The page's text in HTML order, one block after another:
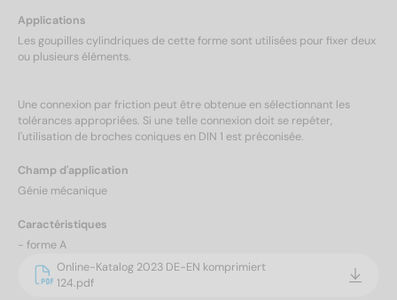
Applications
Les goupilles cylindriques de cette forme sont utilisées pour fixer deux
ou plusieurs éléments.
Une connexion par friction peut être obtenue en sélectionnant les
tolérances appropriées. Si une telle connexion doit se repéter,
l'utilisation de broches coniques en DIN 1 est préconisée.
Champ d'application
Génie mécanique
Caractéristiques
- forme A
Online-Katalog 2023 DE-EN komprimiert
124.pdf